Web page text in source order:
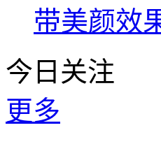
带美颜效
今日关注
更多